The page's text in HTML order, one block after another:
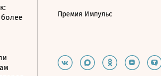
Премия Импульс